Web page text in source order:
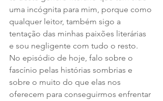
uma incógnita para mim, porque como
qualquer leitor, também sigo a
tentação das minhas paixões literárias
e sou negligente com tudo o resto.
No episódio de hoje, falo sobre o
fascínio pelas histórias sombrias e
sobre o muito do que elas nos
oferecem para conseguirmos enfrentar